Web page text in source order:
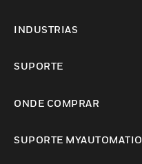
INDUSTRIAS
SUPORTE
ONDE COMPRAR
SUPORTE